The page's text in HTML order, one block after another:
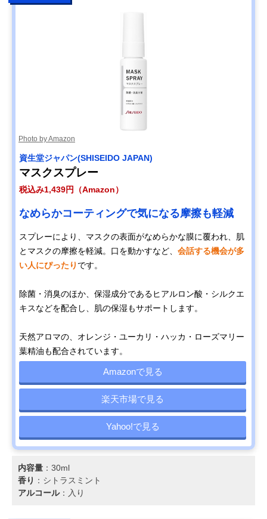
Photo by Amazon
資生堂ジャパン(SHISEIDO JAPAN)
マスクスプレー
税込み1,439円（Amazon）
なめらかコーティングで気になる摩擦も軽減
スプレーにより、マスクの表面がなめらかな膜に覆われ、肌
とマスクの摩擦を軽減。口を動かすなど、 会話する機会が多
い人にぴったり です。
除菌・消臭のほか、保湿成分であるヒアルロン酸・シルクエ
キスなどを配合し、肌の保湿もサポートします。
天然アロマの、オレンジ・ユーカリ・ハッカ・ローズマリー
葉精油も配合されています。
Amazonで見る
楽天市場で見る
Yahoo!で見る
内容量 ：30ml
香り ：シトラスミント
アルコール：入り